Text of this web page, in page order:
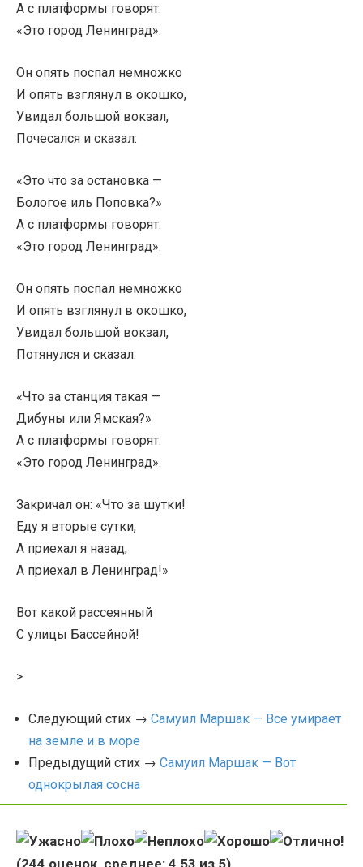
А с платформы говорят:
«Это город Ленинград».
Он опять поспал немножко
И опять взглянул в окошко,
Увидал большой вокзал,
Почесался и сказал:
«Это что за остановка —
Бологое иль Поповка?»
А с платформы говорят:
«Это город Ленинград».
Он опять поспал немножко
И опять взглянул в окошко,
Увидал большой вокзал,
Потянулся и сказал:
«Что за станция такая —
Дибуны или Ямская?»
А с платформы говорят:
«Это город Ленинград».
Закричал он: «Что за шутки!
Еду я вторые сутки,
А приехал я назад,
А приехал в Ленинград!»
Вот какой рассеянный
С улицы Бассейной!
>
Следующий стих → Самуил Маршак — Все умирает
на земле и в море
Предыдущий стих → Самуил Маршак — Вот
однокрылая сосна
(244 оценок, среднее: 4,53 из 5)